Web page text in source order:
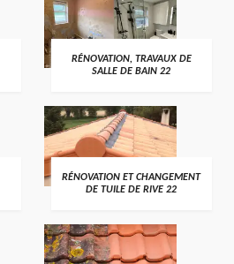
RÉNOVATION, TRAVAUX DE
SALLE DE BAIN 22
RÉNOVATION ET CHANGEMENT
DE TUILE DE RIVE 22